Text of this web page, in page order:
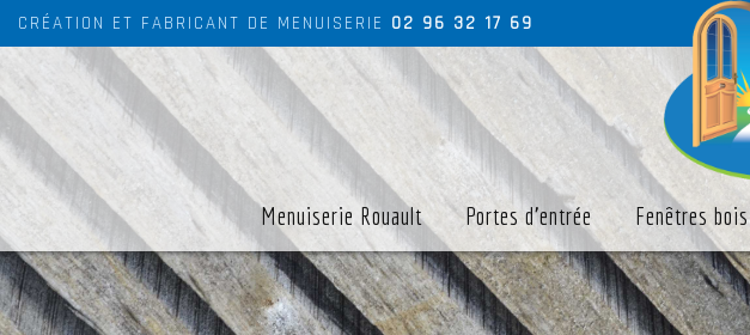
CRÉATION ET FABRICANT DE MENUISERIE 02 96 32 17 69
Menuiserie Rouault Portes d'entrée Fenêtres bois